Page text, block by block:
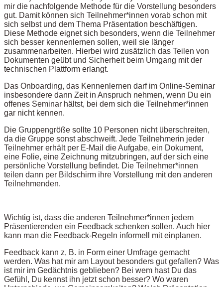
mir die nachfolgende Methode für die Vorstellung besonders
gut. Damit können sich Teilnehmer*innen vorab schon mit
sich selbst und dem Thema Präsentation beschäftigen.
Diese Methode eignet sich besonders, wenn die Teilnehmer
sich besser kennenlernen sollen, weil sie länger
zusammenarbeiten. Hierbei wird zusätzlich das Teilen von
Dokumenten geübt und Sicherheit beim Umgang mit der
technischen Plattform erlangt.
Das Onboarding, das Kennenlernen darf im Online-Seminar
insbesondere dann Zeit in Anspruch nehmen, wenn Du ein
offenes Seminar hältst, bei dem sich die Teilnehmer*innen
gar nicht kennen.
Die Gruppengröße sollte 10 Personen nicht überschreiten,
da die Gruppe sonst abschweift. Jede Teilnehmerin jeder
Teilnehmer erhält per E-Mail die Aufgabe, ein Dokument,
eine Folie, eine Zeichnung mitzubringen, auf der sich eine
persönliche Vorstellung befindet. Die Teilnehmer*innen
teilen dann per Bildschirm ihre Vorstellung mit den anderen
Teilnehmenden.
Wichtig ist, dass die anderen Teilnehmer*innen jedem
Präsentierenden ein Feedback schenken sollen. Auch hier
kann man die Feedback-Regeln informell mit einplanen.
Feedback kann z, B. in Form einer Umfrage gemacht
werden. Was hat mir am Layout besonders gut gefallen? Was
ist mir im Gedächtnis geblieben? Bei wem hast Du das
Gefühl, Du kennst ihn jetzt schon besser? Wo waren